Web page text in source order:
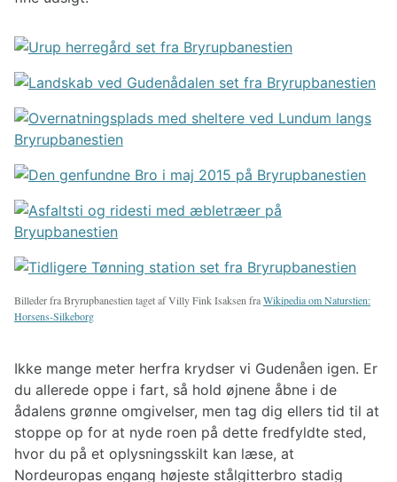
Billeder fra Bryrupbanestien taget af Villy Fink Isaksen fraWikipedia om Naturstien:
Horsens-Silkeborg
Ikke mange meter herfra krydser vi Gudenåen igen. Er
du allerede oppe i fart, så hold øjnene åbne i de
ådalens grønne omgivelser, men tag dig ellers tid til at
stoppe op for at nyde roen på dette fredfyldte sted,
hvor du på et oplysningsskilt kan læse, at
Nordeuropas engang højeste stålgitterbro stadig